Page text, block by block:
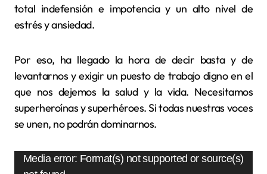
total indefensión e impotencia y un alto nivel de
estrés y ansiedad.
Por eso, ha llegado la hora de decir basta y de
levantarnos y exigir un puesto de trabajo digno en el
que nos dejemos la salud y la vida. Necesitamos
superheroínas y superhéroes. Si todas nuestras voces
se unen, no podrán dominarnos.
Reproductor
Media error: Format(s) not supported or source(s)